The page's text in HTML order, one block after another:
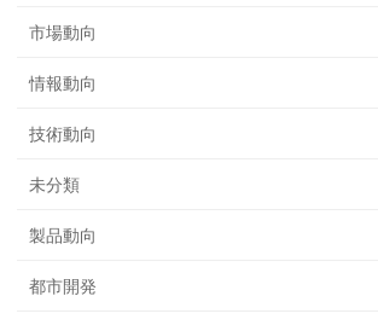
市場動向
情報動向
技術動向
未分類
製品動向
都市開発